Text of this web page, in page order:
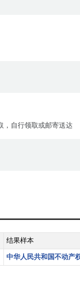
，自行领取或邮寄送达
结果样本
中华人民共和国不动产